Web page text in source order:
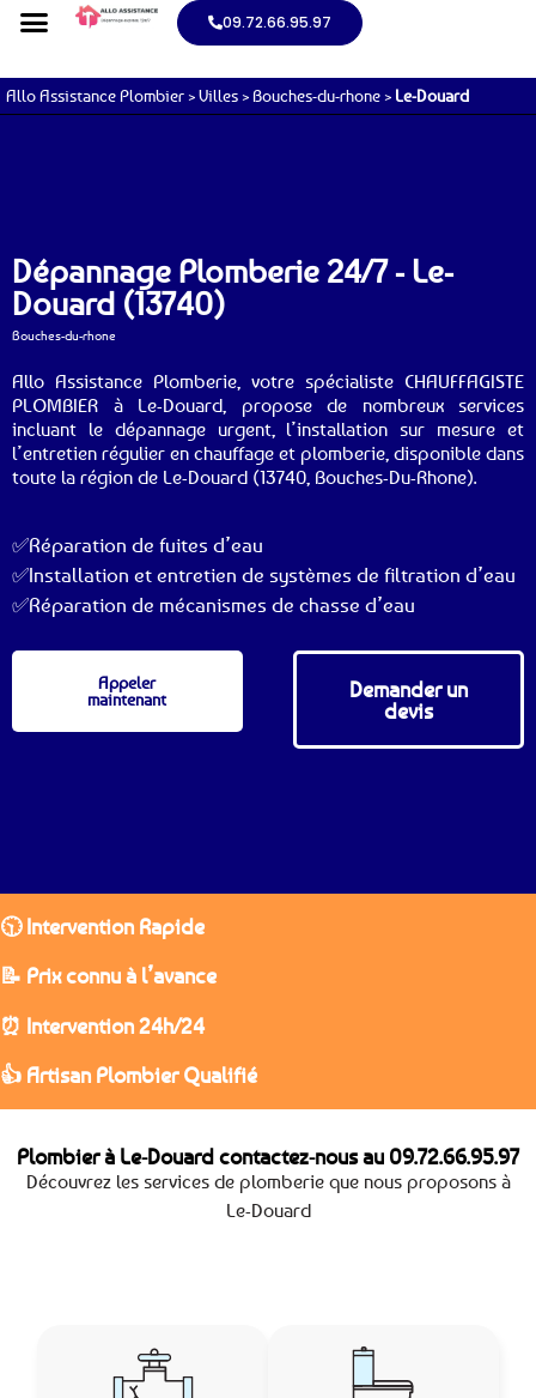
09.72.66.95.97
Allo Assistance Plombier >Villes >Bouches-du-rhone > Le-Douard
Dépannage Plomberie 24/7 - Le-
Douard (13740)
Bouches-du-rhone
Allo Assistance Plomberie, votre spécialiste CHAUFFAGISTE
PLOMBIER à Le-Douard, propose de nombreux services
incluant le dépannage urgent, l’installation sur mesure et
l’entretien régulier en chauffage et plomberie, disponible dans
toute la région de Le-Douard (13740, Bouches-Du-Rhone).
✅Réparation de fuites d’eau
✅Installation et entretien de systèmes de filtration d’eau
✅Réparation de mécanismes de chasse d’eau
Appeler
maintenant
Demander un
devis
🕥 Intervention Rapide
📝 Prix connu à l’avance
⏰ Intervention 24h/24
👍 Artisan Plombier Qualifié
Plombier à Le-Douard contactez-nous au 09.72.66.95.97
Découvrez les services de plomberie que nous proposons à
Le-Douard